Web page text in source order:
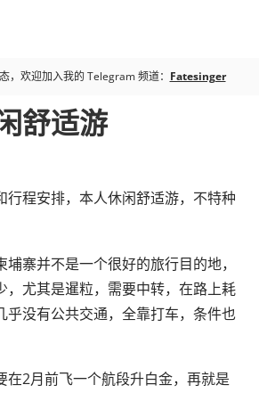
，欢迎加入我的 Telegram 频道： Fatesinger
舒适游
行程安排，本人休闲舒适游，不特种
寨并不是一个很好的旅行目的地，
，尤其是暹粒，需要中转，在路上耗
乎没有公共交通，全靠打车，条件也
在2月前飞一个航段升白金，再就是